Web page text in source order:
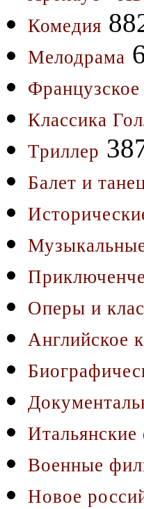
Комедия
Мелодрама
Классика
Триллер
Балет и
Оперы и
Английское
Военные
Новое